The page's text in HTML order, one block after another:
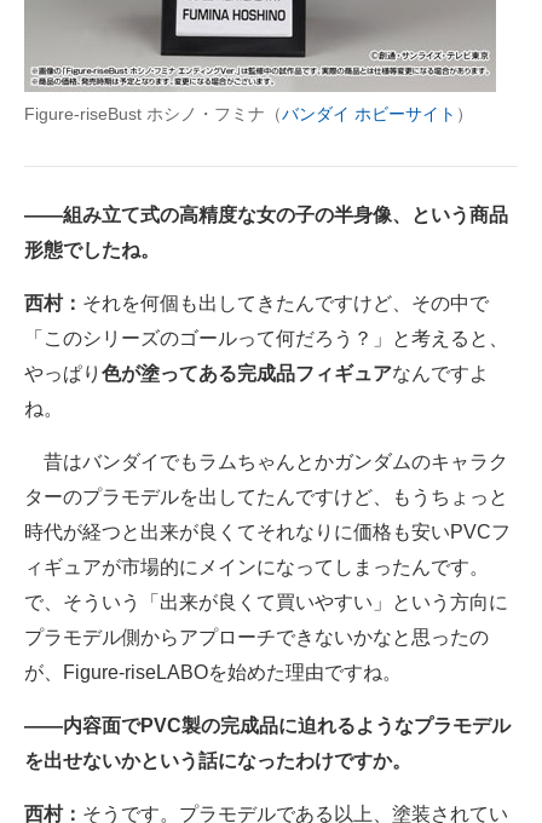
Figure-riseBust ホシノ・フミナ（バンダイ ホビーサイト ）
――組み立て式の高精度な女の子の半身像、という商品
形態でしたね。
西村： それを何個も出してきたんですけど、その中で
「このシリーズのゴールって何だろう？」と考えると、
やっぱり 色が塗ってある完成品フィギュアなんですよ
ね。
昔はバンダイでもラムちゃんとかガンダムのキャラク
ターのプラモデルを出してたんですけど、もうちょっと
時代が経つと出来が良くてそれなりに価格も安いPVCフ
ィギュアが市場的にメインになってしまったんです。
で、そういう「出来が良くて買いやすい」という方向に
プラモデル側からアプローチできないかなと思ったの
が、Figure-riseLABOを始めた理由ですね。
――内容面でPVC製の完成品に迫れるようなプラモデル
を出せないかという話になったわけですか。
西村： そうです。プラモデルである以上、塗装されてい